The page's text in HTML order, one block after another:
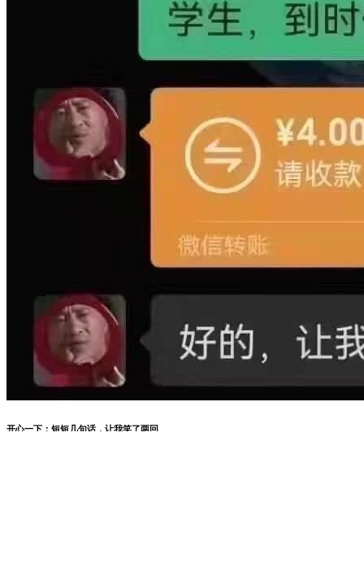
开心一下：短短几句话，让我笑了两回